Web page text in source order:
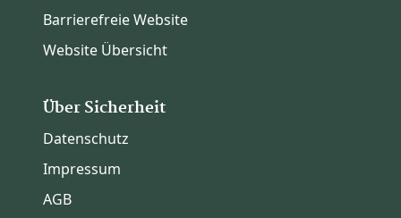
Barrierefreie Website
Website Übersicht
Über Sicherheit
Datenschutz
Impressum
AGB